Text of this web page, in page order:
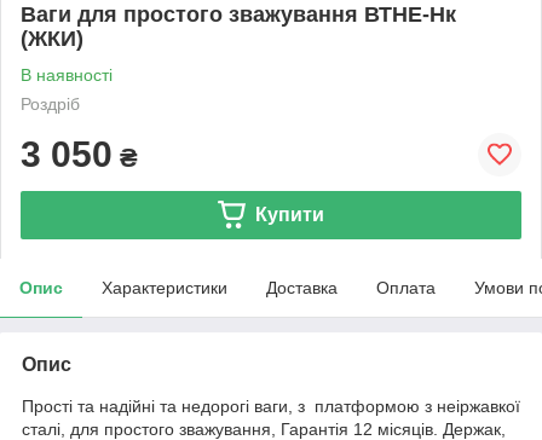
Ваги для простого зважування ВТНЕ-Нк
(ЖКИ)
В наявності
Роздріб
3 050 ₴
Купити
Опис Характеристики Доставка Оплата Умови
Опис
Прості та надійні та недорогі ваги, з платформою з неіржавкої
сталі, для простого зважування, Гарантія 12 місяців. Держак,